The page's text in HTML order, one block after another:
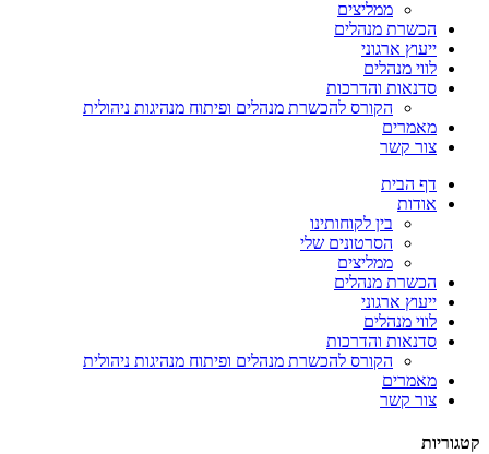
ממליצים
הכשרת מנהלים
ייעוץ ארגוני
לווי מנהלים
סדנאות והדרכות
הקורס להכשרת מנהלים ופיתוח מנהיגות ניהולית
מאמרים
צור קשר
דף הבית
אודות
בין לקוחותינו
הסרטונים שלי
ממליצים
הכשרת מנהלים
ייעוץ ארגוני
לווי מנהלים
סדנאות והדרכות
הקורס להכשרת מנהלים ופיתוח מנהיגות ניהולית
מאמרים
צור קשר
קטגוריות